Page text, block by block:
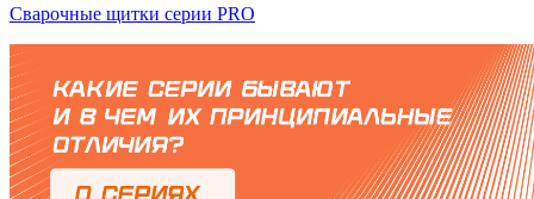
Сварочные щитки серии PRO